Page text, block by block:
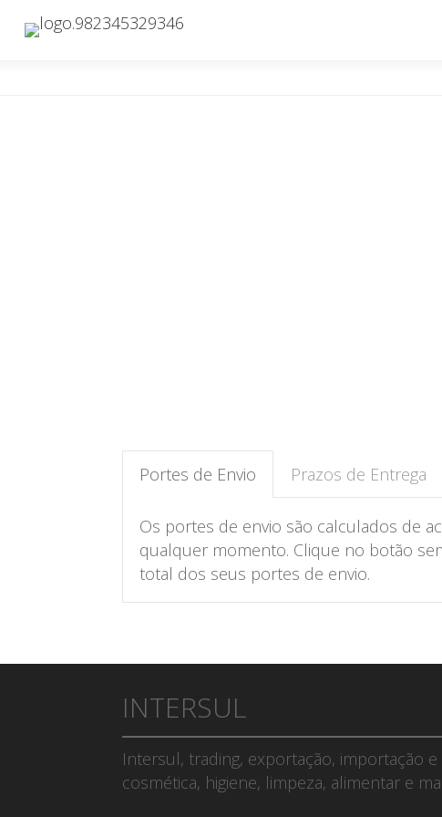
Portes de Envio Prazos de Entrega
Os portes de envio são calculados de
qualquer momento. Clique no botão
total dos seus portes de envio.
INTERSUL
Intersul, trading, exportação, importação
cosmética, higiene, limpeza, alimentar e